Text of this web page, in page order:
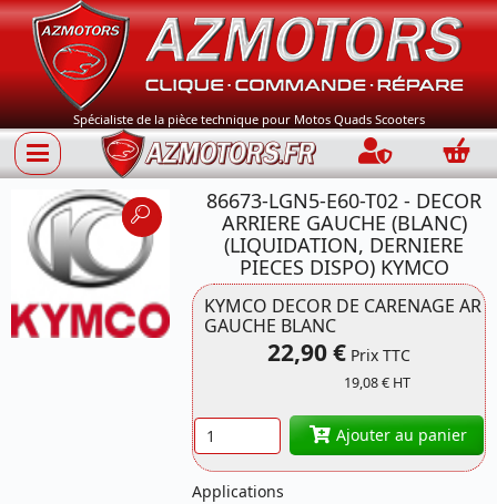
Spécialiste de la pièce technique pour Motos Quads Scooters
Connection
Référence 86673-
LGN5-E60 KYMCO
86673-LGN5-E60-T02 - DECOR
ARRIERE GAUCHE (BLANC)
(LIQUIDATION, DERNIERE
PIECES DISPO) KYMCO
KYMCO DECOR DE CARENAGE AR
GAUCHE BLANC
22,90 €Prix TTC
19,08 € HT
Quantité Ajouter au panier
Applications